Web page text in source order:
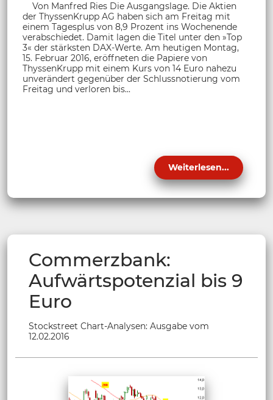
Von Manfred Ries Die Ausgangslage. Die Aktien
der ThyssenKrupp AG haben sich am Freitag mit
einem Tagesplus von 8,9 Prozent ins Wochenende
verabschiedet. Damit lagen die Titel unter den »Top
3« der stärksten DAX-Werte. Am heutigen Montag,
15. Februar 2016, eröffneten die Papiere von
ThyssenKrupp mit einem Kurs von 14 Euro nahezu
unverändert gegenüber der Schlussnotierung vom
Freitag und verloren bis...
Weiterlesen...
Commerzbank:
Aufwärtspotenzial bis 9
Euro
Stockstreet Chart-Analysen: Ausgabe vom
12.02.2016